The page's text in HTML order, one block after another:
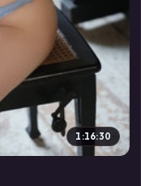
1:16:30